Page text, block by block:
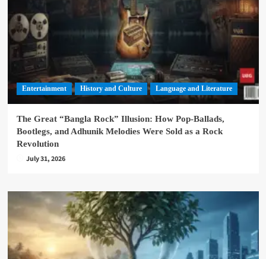
Entertainment History and Culture Language and Literature
The Great “Bangla Rock” Illusion: How Pop-Ballads,
Bootlegs, and Adhunik Melodies Were Sold as a Rock
Revolution
July 31, 2026